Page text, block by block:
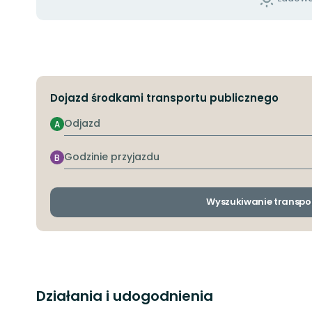
Dojazd środkami transportu publicznego
Odjazd
A
Godzinie
przyjazdu
B
Wyszukiwanie
Działania i udogodnienia